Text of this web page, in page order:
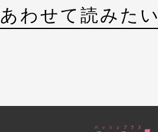
あわせて読みたい